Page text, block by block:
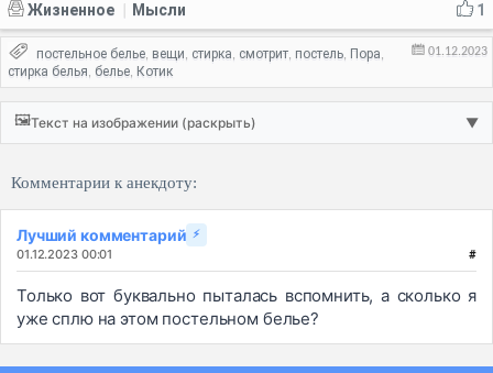
1
Жизненное Мысли
01.12.2023
постельное белье, вещи, стирка, смотрит, постель, Пора,
стирка белья, белье, Котик
🖼️Текст на изображении (раскрыть) ▼
Комментарии к анекдоту:
Лучший комментарий ⚡
01.12.2023 00:01 #
Только вот буквально пыталась вспомнить, а сколько я
уже сплю на этом постельном белье?